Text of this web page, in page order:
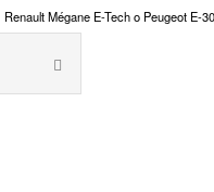
Renault Mégane E-Tech o Peugeot E-